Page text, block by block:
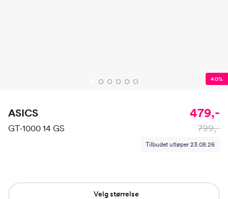
40%
ASICS
GT-1000 14 GS
479,-
799,-
Tilbudet utløper 23.08.26
Velg størrelse